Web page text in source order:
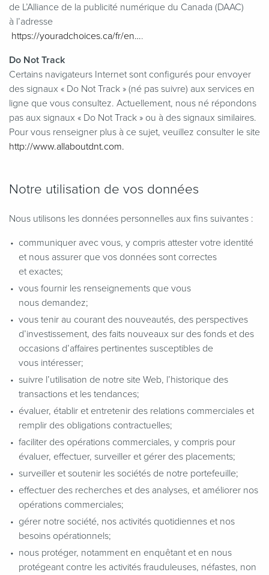
de L’Alliance de la publicité numérique du Canada (DAAC)
à l’adresse
https://​yourad​choic​es​.ca/​fr/en….
Do Not Track
Certains navigateurs Internet sont configurés pour envoyer
des signaux « Do Not Track » (né pas suivre) aux services en
ligne que vous consultez. Actuellement, nous né répondons
pas aux signaux « Do Not Track » ou à des signaux similaires.
Pour vous renseigner plus à ce sujet, veuillez consulter le site
http://​www​.allaboutd​nt​.com.
Notre utilisation de vos données
Nous utilisons les données personnelles aux fins suivantes :
communiquer avec vous, y compris attester votre identité
et nous assurer que vos données sont correctes
et exactes;
vous fournir les renseignements que vous
nous demandez;
vous tenir au courant des nouveautés, des perspectives
d’investissement, des faits nouveaux sur des fonds et des
occasions d’affaires pertinentes susceptibles de
vous intéresser;
suivre l’utilisation de notre site Web, l’historique des
transactions et les tendances;
évaluer, établir et entretenir des relations commerciales et
remplir des obligations contractuelles;
faciliter des opérations commerciales, y compris pour
évaluer, effectuer, surveiller et gérer des placements;
surveiller et soutenir les sociétés de notre portefeuille;
effectuer des recherches et des analyses, et améliorer nos
opérations commerciales;
gérer notre société, nos activités quotidiennes et nos
besoins opérationnels;
nous protéger, notamment en enquêtant et en nous
protégeant contre les activités frauduleuses, néfastes, non